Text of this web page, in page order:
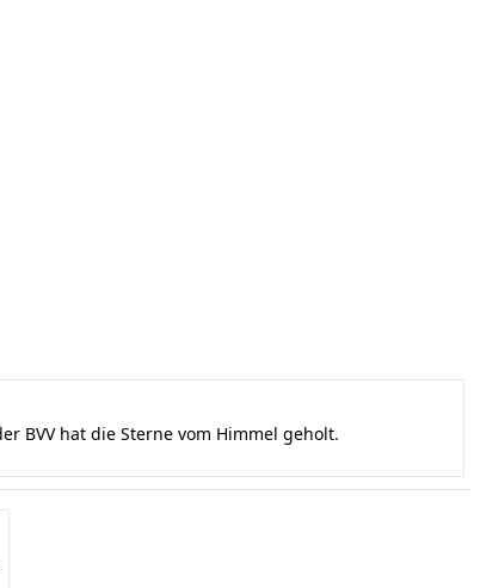
BVV hat die Sterne vom Himmel geholt.